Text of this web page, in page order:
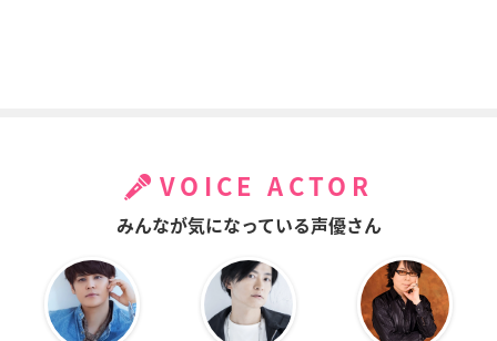
VOICE ACTOR
みんなが気になっている声優さん